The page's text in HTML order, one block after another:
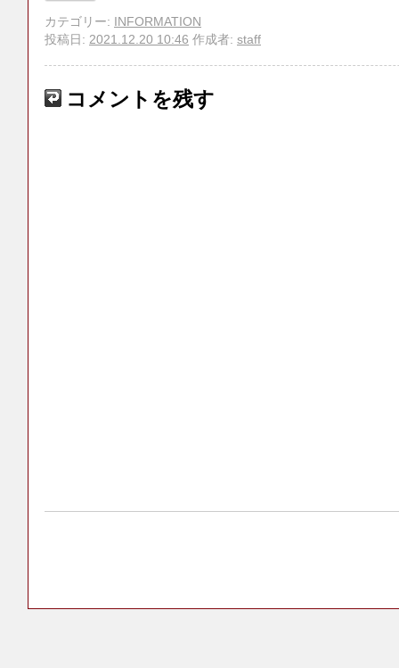
カテゴリー: INFORMATION
投稿日: 2021.12.20 10:46 作成者: staff
コメントを残す